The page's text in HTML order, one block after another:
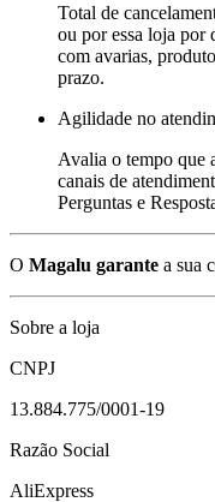
Total de
ou por essa loja por
com avarias,
prazo.
Agilidade no
Avalia o tempo que
canais de
Perguntas e
O Magalu garante a sua
Sobre a loja
CNPJ
13.884.775/0001-19
Razão Social
AliExpress